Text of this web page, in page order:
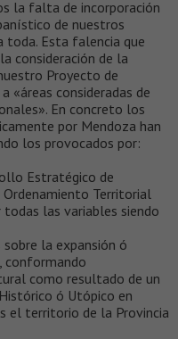
la falta de incorporación
de nuestros
toda. Esta falencia que
consideración de la
Proyecto de
«áreas consideradas de
En concreto los
por Mendoza han
los provocados por:
Estratégico de
Ordenamiento Territorial
las variables siendo
la expansión ó
conformando
como resultado de un
ó Utópico en
el territorio de la Provincia